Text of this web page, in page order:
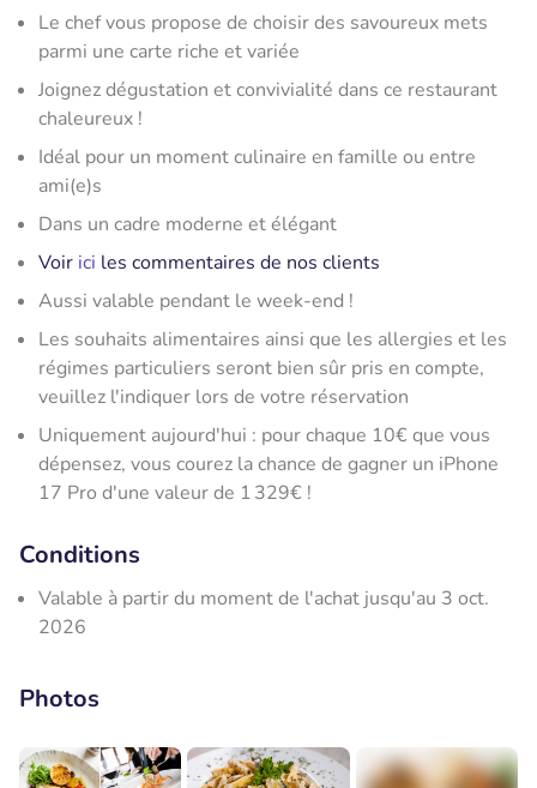
Le chef vous propose de choisir des savoureux mets
parmi une carte riche et variée
Joignez dégustation et convivialité dans ce restaurant
chaleureux !
Idéal pour un moment culinaire en famille ou entre
ami(e)s
Dans un cadre moderne et élégant
Voir ici les commentaires de nos clients
Aussi valable pendant le week-end !
Les souhaits alimentaires ainsi que les allergies et les
régimes particuliers seront bien sûr pris en compte,
veuillez l'indiquer lors de votre réservation
Uniquement aujourd'hui : pour chaque 10€ que vous
dépensez, vous courez la chance de gagner un iPhone
17 Pro d'une valeur de 1 329€ !
Conditions
Valable à partir du moment de l'achat jusqu'au 3 oct.
2026
Photos